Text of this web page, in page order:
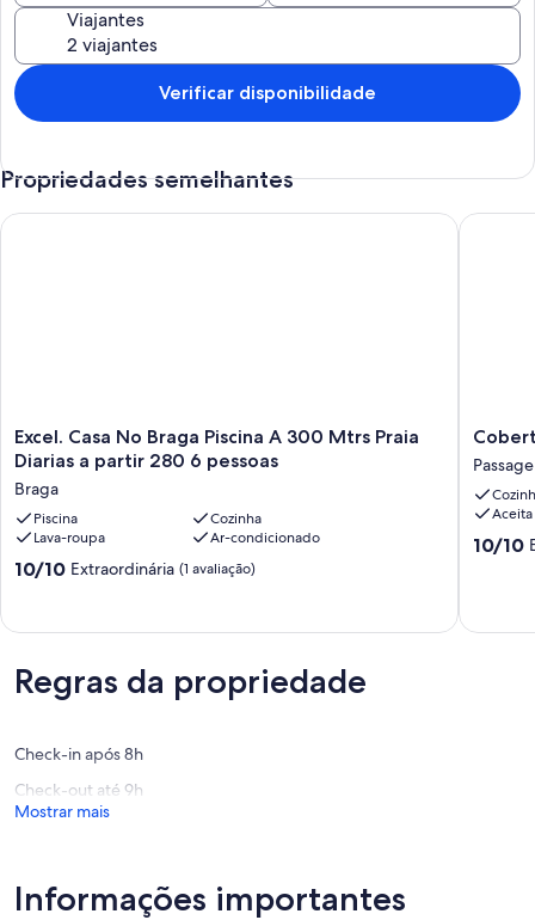
Animals not allowed. Number of people 12 including children.
Viajantes
Verificar disponibilidade
Propriedades semelhantes
Excel.
Casa
Braga
Piscina
A
300
Mtrs
Diarias
partir
280
Braga
Excel. Casa No Braga Piscina A 300 Mtrs Praia
Diarias a partir 280 6 pessoas
Braga
Piscina
Cozinha
Lava-roupa
Ar-condicionado
10.0
Extraordinária,
avaliação)
10/10 Extraordinária (1 avaliação)
Excel. Casa No Braga Piscina A 300 Mtrs Praia Diarias a partir
Duplex
Cabo
Frio
/
4
10.0
(2
10/10
Regras da propriedade
Check-in após 8h
Check-out até 9h
Mostrar mais
Informações importantes